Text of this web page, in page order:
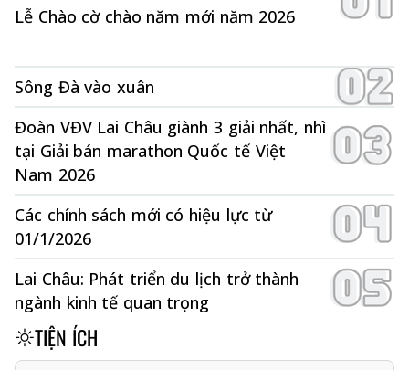
Lễ Chào cờ chào năm mới năm 2026
Sông Đà vào xuân
Đoàn VĐV Lai Châu giành 3 giải nhất, nhì
tại Giải bán marathon Quốc tế Việt
Nam 2026
Các chính sách mới có hiệu lực từ
01/1/2026
Lai Châu: Phát triển du lịch trở thành
ngành kinh tế quan trọng
TIỆN ÍCH